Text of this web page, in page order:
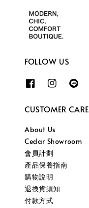
FOLLOW US
CUSTOMER CARE
About Us
Cedar Showroom
會員計劃
產品保養指南
購物說明
退換貨須知
付款方式